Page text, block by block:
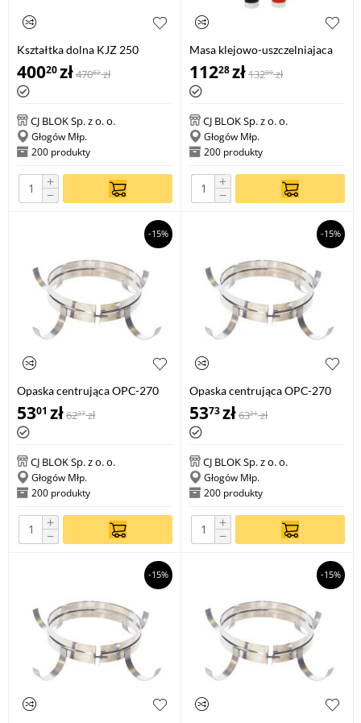
Kształtka dolna KJZ 250
40020zł47082 zł
CJ BLOK Sp. z o. o.
Głogów Młp.
200 produkty
+
−
Masa klejowo-uszczelniajaca
11228zł13209 zł
CJ BLOK Sp. z o. o.
Głogów Młp.
200 produkty
+
−
-15%
Opaska centrująca OPC-270
100
5301 zł6237 zł
CJ BLOK Sp. z o. o.
Głogów Młp.
200 produkty
+
−
-15%
Opaska centrująca OPC-270
140
5373zł6321 zł
CJ BLOK Sp. z o. o.
Głogów Młp.
200 produkty
+
−
-15% -15%